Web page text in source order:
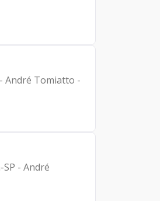
André Tomiatto -
- André